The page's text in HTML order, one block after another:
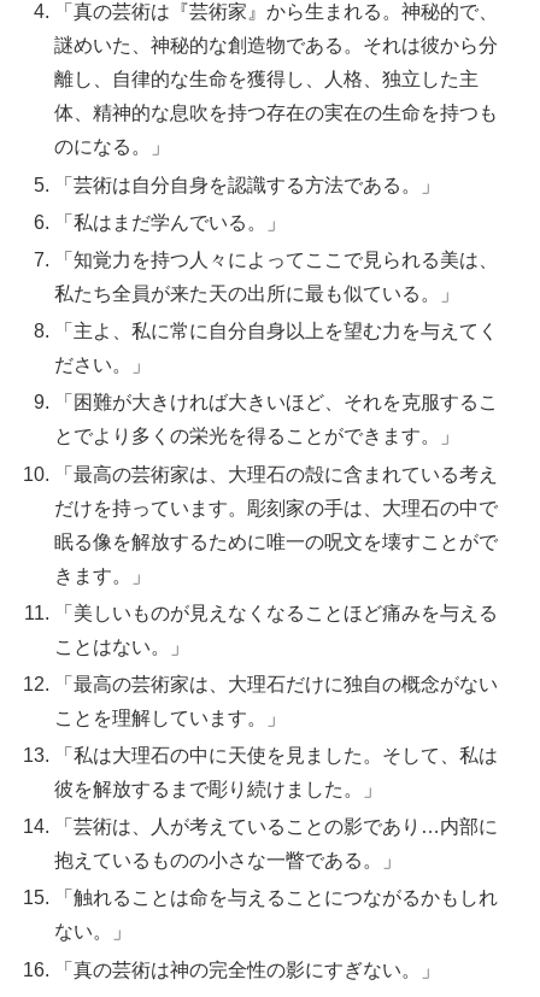
「真の芸術は『芸術家』から生まれる。神秘的で、
謎めいた、神秘的な創造物である。それは彼から分
離し、自律的な生命を獲得し、人格、独立した主
体、精神的な息吹を持つ存在の実在の生命を持つも
のになる。」
「芸術は自分自身を認識する方法である。」
「私はまだ学んでいる。」
「知覚力を持つ人々によってここで見られる美は、
私たち全員が来た天の出所に最も似ている。」
「主よ、私に常に自分自身以上を望む力を与えてく
ださい。」
「困難が大きければ大きいほど、それを克服するこ
とでより多くの栄光を得ることができます。」
「最高の芸術家は、大理石の殻に含まれている考え
だけを持っています。彫刻家の手は、大理石の中で
眠る像を解放するために唯一の呪文を壊すことがで
きます。」
「美しいものが見えなくなることほど痛みを与える
ことはない。」
「最高の芸術家は、大理石だけに独自の概念がない
ことを理解しています。」
「私は大理石の中に天使を見ました。そして、私は
彼を解放するまで彫り続けました。」
「芸術は、人が考えていることの影であり…内部に
抱えているものの小さな一瞥である。」
「触れることは命を与えることにつながるかもしれ
ない。」
「真の芸術は神の完全性の影にすぎない。」